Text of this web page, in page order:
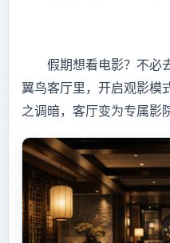
假期想看电影？不必
翼鸟客厅里，开启观影模
之调暗，客厅变为专属影